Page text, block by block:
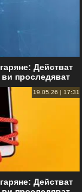
Действат
проследяват
19.05.26 | 17:31
Действат